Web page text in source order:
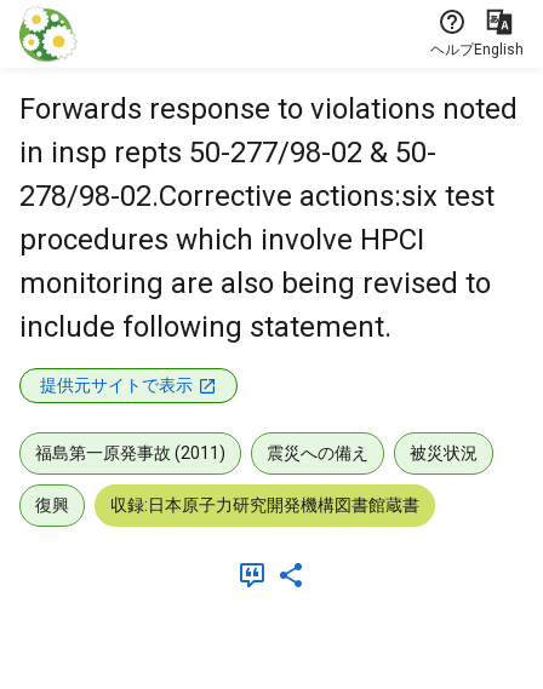
本文に飛ぶ
ヘルプEnglish
Forwards response to violations noted
in insp repts 50-277/98-02 & 50-
278/98-02.Corrective actions:six test
procedures which involve HPCI
monitoring are also being revised to
include following statement.
提供元サイトで表示
福島第一原発事故 (2011) 震災への備え 被災状況
復興 収録:日本原子力研究開発機構図書館蔵書